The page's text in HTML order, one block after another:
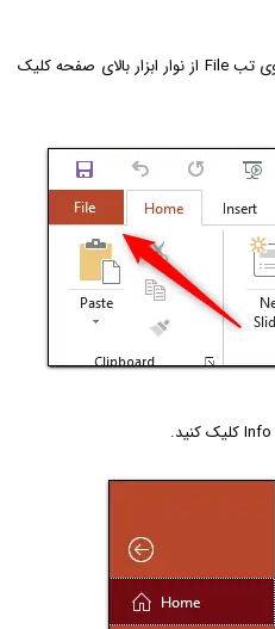
ابتدا فایل موردنظر را باز کنید. سپس روی تب File از نوار ابزار بالای صفحه کلیک